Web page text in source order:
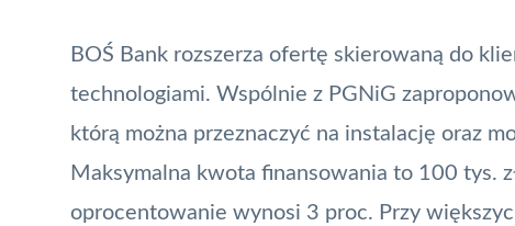
BOŚ Bank rozszerza ofertę skierowaną do
technologiami. Wspólnie z PGNiG
którą można przeznaczyć na instalację oraz
Maksymalna kwota finansowania to 100 tys.
oprocentowanie wynosi 3 proc. Przy